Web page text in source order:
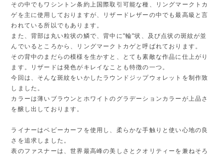
その中でもワシントン条約上国際取引可能な種、リングマークトカ
ゲを主に使用しておりますが、リザードレザーの中でも最高級と言
われている所以でもあります。
また、背部は丸い粒状の鱗で、背中に"輪"状、及び点状の斑紋が並
んでいるところから、リングマークトカゲと呼ばれております。
その背中のまだらの模様を生かすと、とても素敵な作品に仕上がり
ます。リザードは発色がキレイなことも特徴の一つ。
今回は、そんな斑紋をいかしたラウンドジップウォレットを制作致
しました。
カラーは薄いブラウンとホワイトのグラデーションカラーが上品さ
を醸し出しております。
ライナーはベビーカーフを使用し、柔らかな手触りと使い心地の良
さを追求しました。
表のファスナーは、世界最高峰の美しさとクオリティーを兼ねそろ